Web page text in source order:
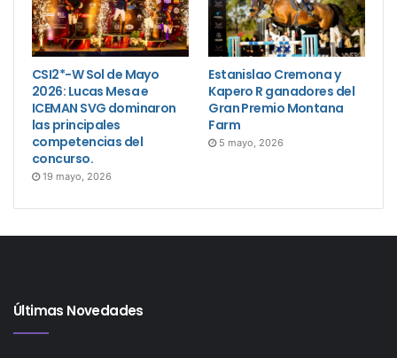
CSI2*-W Sol de Mayo
2026: Lucas Mesa e
ICEMAN SVG dominaron
las principales
competencias del
concurso.
19 mayo, 2026
Estanislao Cremona y
Kapero R ganadores del
Gran Premio Montana
Farm
5 mayo, 2026
Últimas Novedades